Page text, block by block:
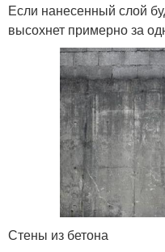
Если нанесенный слой
высохнет примерно за
Стены из бетона